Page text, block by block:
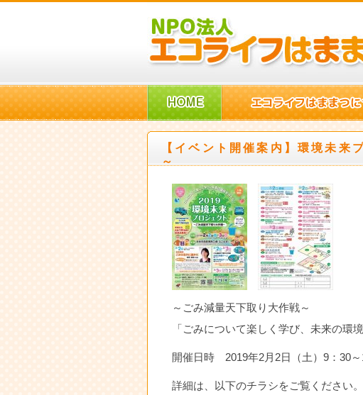
【イベント開催案内】環境未
～
～ごみ減量天下取り大作戦～
「ごみについて楽しく学び、未来の環
開催日時 2019年2月2日（土）9：30
詳細は、以下のチラシをご覧ください。